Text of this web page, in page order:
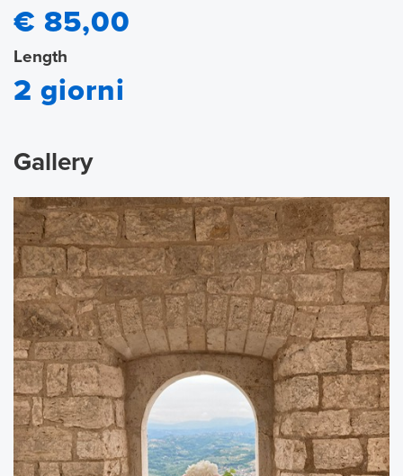
€ 85,00
Length
2 giorni
Gallery